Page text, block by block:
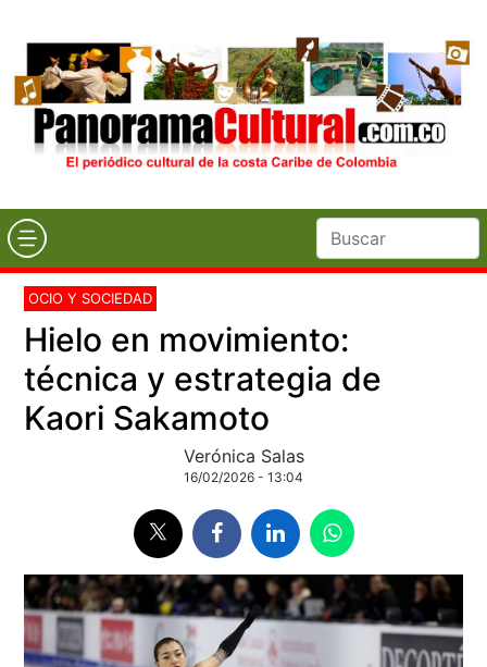
OCIO Y SOCIEDAD
Hielo en movimiento:
técnica y estrategia de
Kaori Sakamoto
Verónica Salas
16/02/2026 - 13:04